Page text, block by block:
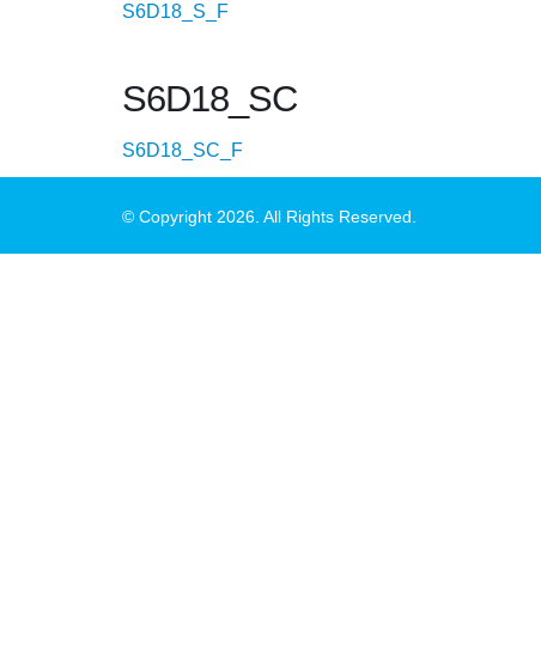
S6D18_S_F
S6D18_SC
S6D18_SC_F
© Copyright 2026. All Rights Reserved.